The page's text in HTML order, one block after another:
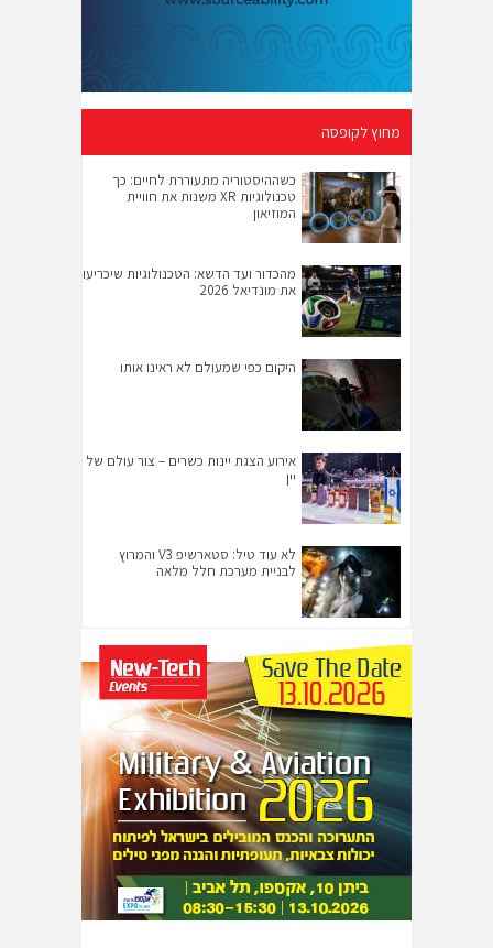
מחוץ לקופסה
כשההיסטוריה מתעוררת לחיים: כך
טכנולוגיות XR משנות את חוויית
המוזיאון
מהכדור ועד הדשא: הטכנולוגיות שיכריעו
את מונדיאל 2026
היקום כפי שמעולם לא ראינו אותו
אירוע הצגת יינות כשרים – צור עולם של
יין
לא עוד טיל: סטארשיפ V3 והמרוץ
לבניית מערכת חלל מלאה